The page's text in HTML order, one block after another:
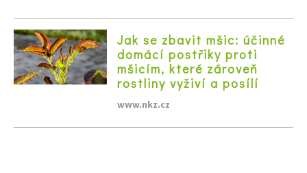
Jak se zbavit mšic: účinné
domácí postřiky proti
mšicím, které zároveň
rostliny vyživí a posílí
www.nkz.cz